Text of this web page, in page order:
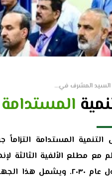
السيد المشرف في…
المستدامة
التنمية المستدامة
مع مطلع الألفية الثالثة
بحلول عام ٢٠٣٠. ويشمل